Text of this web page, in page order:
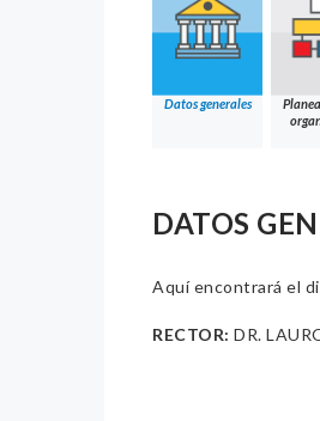
Datos generales
DATOS
Aquí encontrará el
RECTOR: DR.